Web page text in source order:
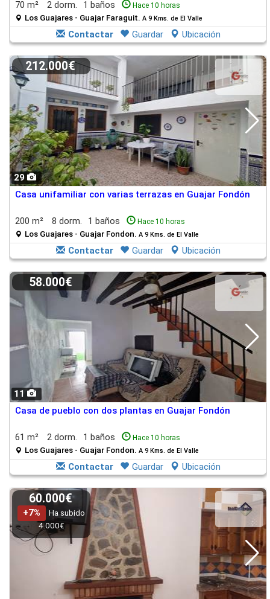
70 m² 2 dorm. 1 baños Hace 10 horas
Los Guajares - Guajar Faraguit. A 9 Kms. de El Valle
Contactar Guardar Ubicación
29
212.000€
Casa unifamiliar con varias terrazas en Guajar Fondón
200 m² 8 dorm. 1 baños Hace 10 horas
Los Guajares - Guajar Fondon. A 9 Kms. de El Valle
Contactar Guardar Ubicación
11
58.000€
Casa de pueblo con dos plantas en Guajar Fondón
61 m² 2 dorm. 1 baños Hace 10 horas
Los Guajares - Guajar Fondon. A 9 Kms. de El Valle
Contactar Guardar Ubicación
60.000€
+7%
Ha subido
4.000€